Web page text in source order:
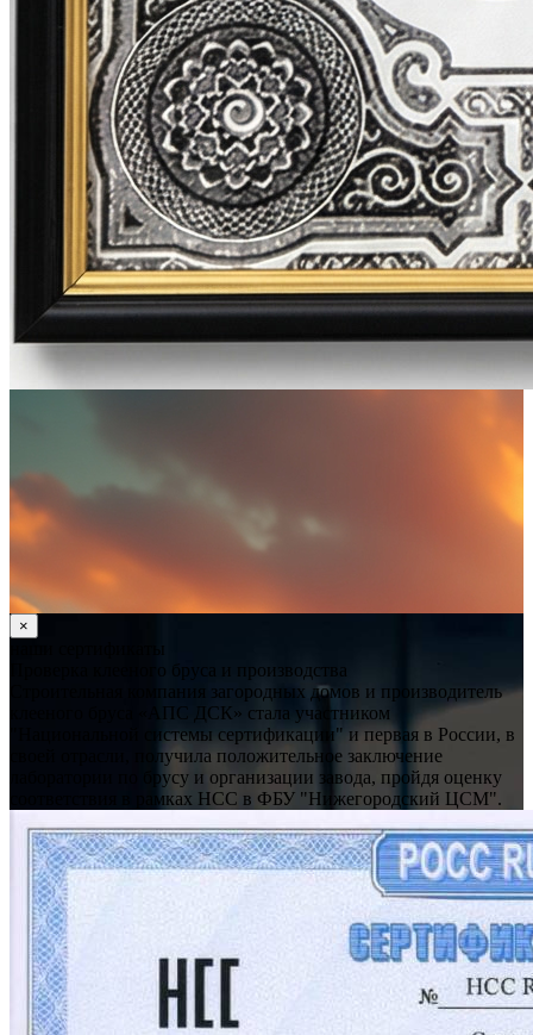
×
Проверка клееного бруса и производства
Строительная компания загородных домов и производитель
клееного бруса «АПС ДСК» стала участником
"Национальной системы сертификации" и первая в России, в
своей отрасли, получила положительное заключение
лаборатории по брусу и организации завода, пройдя оценку
соответствия в рамках НСС в ФБУ "Нижегородский ЦСМ".